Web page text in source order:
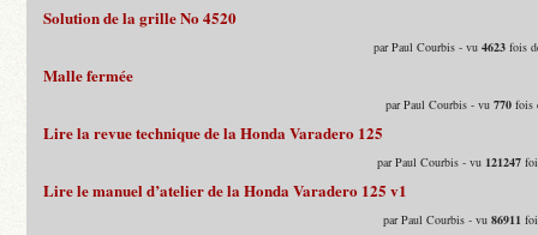
Solution de la grille No 4520
par Paul Courbis - vu4623 fois
Malle fermée
par Paul Courbis - vu770 fois
Lire la revue technique de la Honda Varadero 125
par Paul Courbis - vu 121247
Lire le manuel d’atelier de la Honda Varadero 125 v1
par Paul Courbis - vu86911